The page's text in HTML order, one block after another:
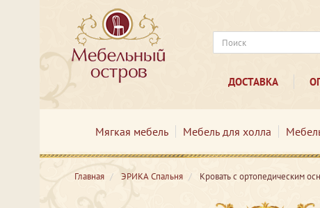
ДОСТАВКА
Мягкая мебель Мебель для холла
Главная ЭРИКА Спальня Кровать с ортопедическим